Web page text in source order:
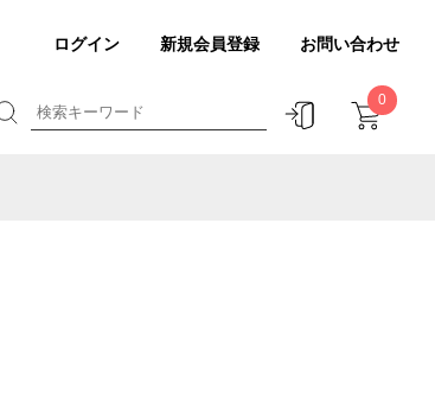
ログイン 新規会員登録 お問い合わせ
0